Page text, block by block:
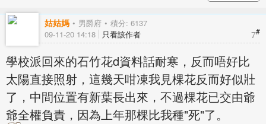
姑姑媽 男爵府 積分: 6137
7#
09-11-20 14:18 只看該作者
學校派回來的石竹花d資料話耐寒，反而唔好比
太陽直接照射，這幾天咁凍我見棵花反而好似壯
了，中間位置有新葉長出來，不過棵花已交由爺
爺全權負責，因為上年那棵比我種"死"了。